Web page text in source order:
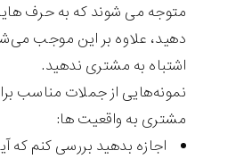
متوجه می شوند که به حرف
دهید، علاوه بر این موجب
اشتباه به مشتری ندهید.
نمونه‌هایی از جملات مناسب
مشتری به واقعیت ها:
اجازه بدهید بررسی کنم که